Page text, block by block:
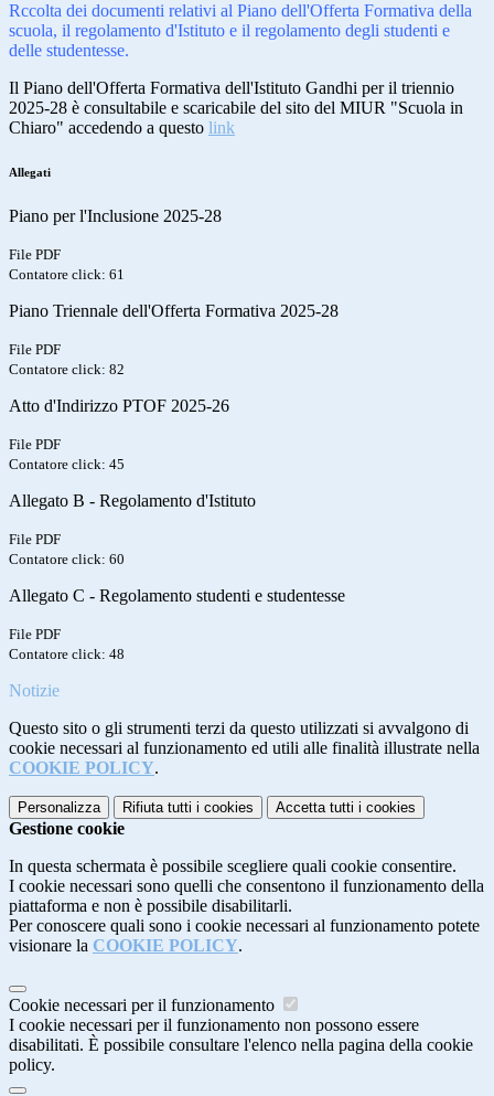
Rccolta dei documenti relativi al Piano dell'Offerta Formativa della
scuola, il regolamento d'Istituto e il regolamento degli studenti e
delle studentesse.
Il Piano dell'Offerta Formativa dell'Istituto Gandhi per il triennio
2025-28 è consultabile e scaricabile del sito del MIUR "Scuola in
Chiaro" accedendo a questo link
Allegati
Piano per l'Inclusione 2025-28
File PDF
Contatore click: 61
Piano Triennale dell'Offerta Formativa 2025-28
File PDF
Contatore click: 82
Atto d'Indirizzo PTOF 2025-26
File PDF
Contatore click: 45
Allegato B - Regolamento d'Istituto
File PDF
Contatore click: 60
Allegato C - Regolamento studenti e studentesse
File PDF
Contatore click: 48
Notizie
Questo sito o gli strumenti terzi da questo utilizzati si avvalgono di
cookie necessari al funzionamento ed utili alle finalità illustrate nella
COOKIE POLICY.
Personalizza Rifiuta tutti i cookies Accetta tutti i cookies
Gestione cookie
In questa schermata è possibile scegliere quali cookie consentire.
I cookie necessari sono quelli che consentono il funzionamento della
piattaforma e non è possibile disabilitarli.
Per conoscere quali sono i cookie necessari al funzionamento potete
visionare la COOKIE POLICY.
Cookie necessari per il funzionamento
I cookie necessari per il funzionamento non possono essere
disabilitati. È possibile consultare l'elenco nella pagina della cookie
policy.